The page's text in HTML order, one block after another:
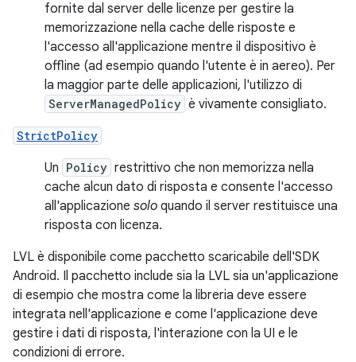
fornite dal server delle licenze per gestire la
memorizzazione nella cache delle risposte e
l'accesso all'applicazione mentre il dispositivo è
offline (ad esempio quando l'utente è in aereo). Per
la maggior parte delle applicazioni, l'utilizzo di
ServerManagedPolicy è vivamente consigliato.
StrictPolicy
Un Policy restrittivo che non memorizza nella
cache alcun dato di risposta e consente l'accesso
all'applicazione solo quando il server restituisce una
risposta con licenza.
LVL è disponibile come pacchetto scaricabile dell'SDK
Android. Il pacchetto include sia la LVL sia un'applicazione
di esempio che mostra come la libreria deve essere
integrata nell'applicazione e come l'applicazione deve
gestire i dati di risposta, l'interazione con la UI e le
condizioni di errore.